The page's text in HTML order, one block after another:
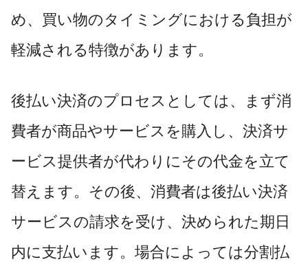
め、買い物のタイミングにおける負担が
軽減される特徴があります。
後払い決済のプロセスとしては、まず消
費者が商品やサービスを購入し、決済サ
ービス提供者が代わりにその代金を立て
替えます。その後、消費者は後払い決済
サービスの請求を受け、決められた期日
内に支払います。場合によっては分割払